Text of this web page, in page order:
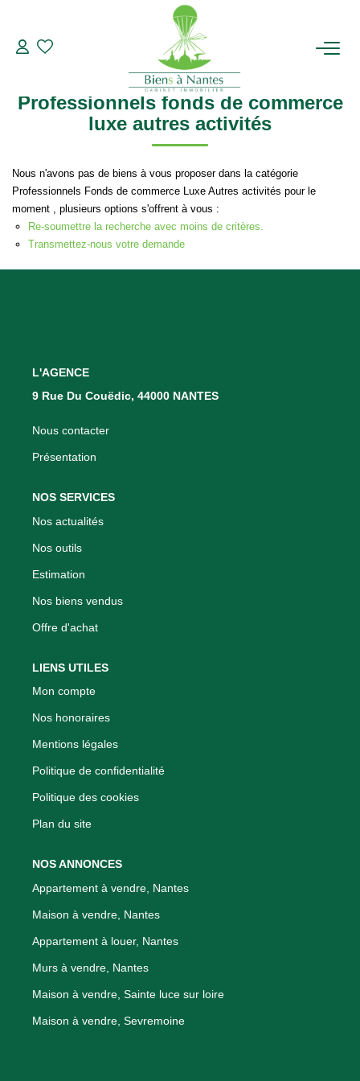
ACHETER
LOUER
ESTIMER
BIENS VENDUS
NOTRE AGENCE
Nos Actualités
Fonds de commerce
Modifier les critères de recherche
Localisation
Localisation
Sélectionnez...
Type de bien
Surface min
Créer une alerte
Professionnels fonds de commerce
luxe autres activités
Nous n'avons pas de biens à vous proposer dans la catégorie
Professionnels Fonds de commerce Luxe Autres activités pour le
moment , plusieurs options s'offrent à vous :
Re-soumettre la recherche avec moins de critères.
Transmettez-nous votre demande
L'AGENCE
9 Rue Du Couëdic, 44000 NANTES
Nous contacter
Présentation
NOS SERVICES
Nos actualités
Nos outils
Estimation
Nos biens vendus
Offre d'achat
LIENS UTILES
Mon compte
Nos honoraires
Mentions légales
Politique de confidentialité
Politique des cookies
Plan du site
NOS ANNONCES
Appartement à vendre, Nantes
Maison à vendre, Nantes
Appartement à louer, Nantes
Murs à vendre, Nantes
Maison à vendre, Sainte luce sur loire
Maison à vendre, Sevremoine